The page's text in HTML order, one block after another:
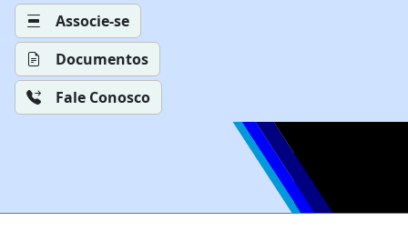
Associe-se
Documentos
Fale Conosco